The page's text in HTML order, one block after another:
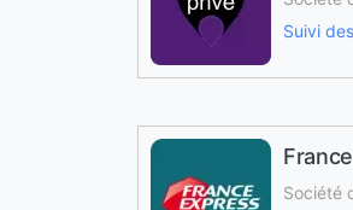
Suivi
Société